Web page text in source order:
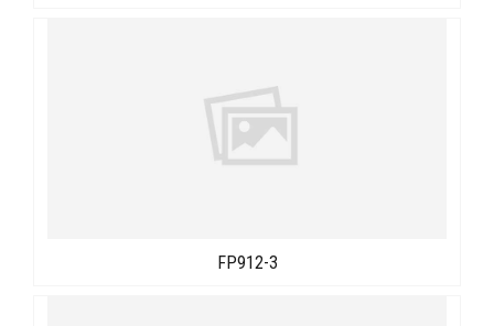
FP912-3